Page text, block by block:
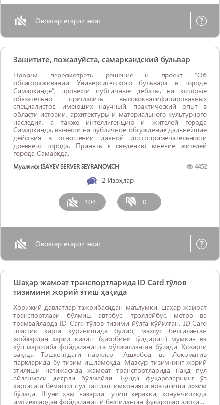
Овозлар етарли эмас
Защитите, пожалуйста, самаркандский бульвар
Просим пересмотреть решение и проект “Об
облагораживании Университетского бульвара в городе
Самарканде”, провести публичные дебаты, на которые
обязательно пригласить высококвалифицированных
специалистов, имеющих научный, практический опыт в
области истории, архитектуры и материального культурного
наследия, а также интеллигенцию и жителей города
Самарканда, вынести на публичное обсуждение дальнейшие
действия в отношении данной достопримечательности
древнего города. Принять к сведению мнение жителей
города Самаркда.
Муаллиф: ISAYEV SERVER SEYRANOVICH 4452
2 Изоҳлар
104 0
Овозлар етарли эмас
Шаҳар жамоат транспортларида ID Card тўлов
тизимини жорий этиш ҳақида
Хорижий давлатлар тажрибасидан маълумки, шаҳар жамоат
транспортлари бўлмиш автобус, троллейбус, метро ва
трамвайларда ID Card тўлов тизими йўлга қўйилган. ID Card
пластик карта кўринишида бўлиб, махсус белгиланган
жойлардан ҳарид қилиш (ҳисобини тўлдириш) мумкин ва
кўп маротаба фойдаланишга мўлжалланган бўлади. Ҳозирги
вақтда Тошкентдаги парклар -Ашхобод ва Локоматив
паркларида бу тизим ишламоқда. Мазкур тизимнинг жорий
этилиши натижасида жамоат транспортларида нақд пул
айланмаси деярли бўлмайди. Бунда фуқароларнинг ўз
картасига бемалол пул ташлаш имконияти яратилиши лозим
бўлади. Шуни ҳам назарда тутиш керакки, қонунчиликда
имтиёзлардан фойдаланиши белгиланган фуқаролар алоҳида